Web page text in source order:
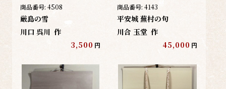
商品番号: 4508
厳島の雪
川口 呉川 作
3,500 円
商品番号: 4143
平安城 蕪村の句
川合 玉堂 作
45,000 円